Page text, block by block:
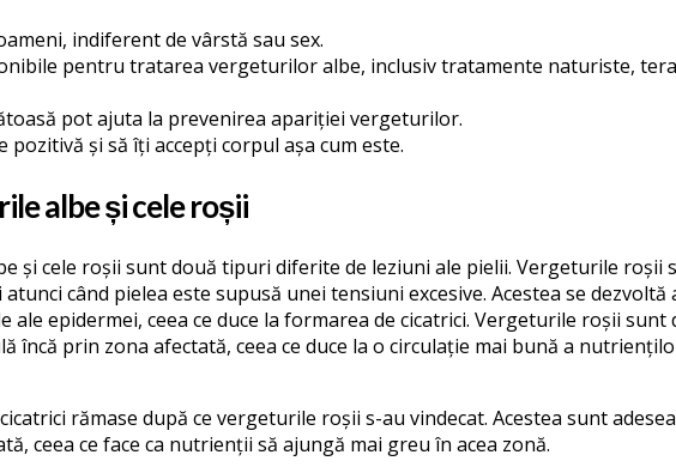
indiferent de vârstă sau sex.
pentru tratarea vergeturilor albe, inclusiv tratamente naturiste,
pot ajuta la prevenirea apariției vergeturilor.
și să îți accepți corpul așa cum este.
albe și cele roșii
și cele roșii sunt două tipuri diferite de leziuni ale pielii. Vergeturile roșii
când pielea este supusă unei tensiuni excesive. Acestea se
epidermei, ceea ce duce la formarea de cicatrici. Vergeturile roșii
încă prin zona afectată, ceea ce duce la o circulație mai bună a
rămase după ce vergeturile roșii s-au vindecat. Acestea sunt
ceea ce face ca nutrienții să ajungă mai greu în acea zonă.